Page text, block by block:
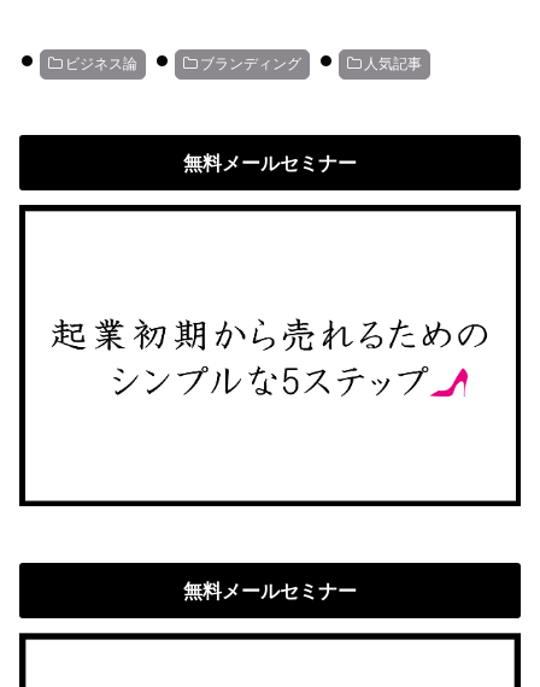
ビジネス論 ブランディング 人気記事
無料メールセミナー
無料メールセミナー